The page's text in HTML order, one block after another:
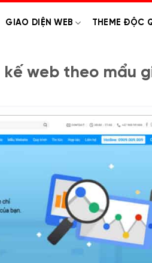
GIAO DIỆN WEB THEME ĐỘC
web theo mẩu